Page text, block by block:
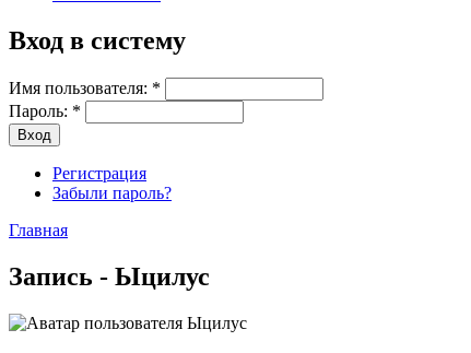
Вход в систему
Имя пользователя: *
Пароль: *
Регистрация
Забыли пароль?
Главная
Запись - Ыцилус